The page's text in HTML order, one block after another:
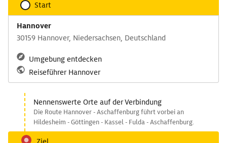
Start
Hannover
30159 Hannover, Niedersachsen, Deutschland
Umgebung entdecken
Reiseführer Hannover
Nennenswerte Orte auf der Verbindung
Die Route Hannover - Aschaffenburg führt vorbei an
Hildesheim - Göttingen - Kassel - Fulda - Aschaffenburg.